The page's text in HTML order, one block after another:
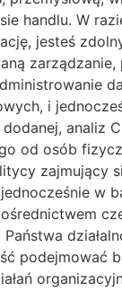
handlu. W
jesteś
zarządzanie,
i
analiz
od osób
zajmujący
w
podejmować